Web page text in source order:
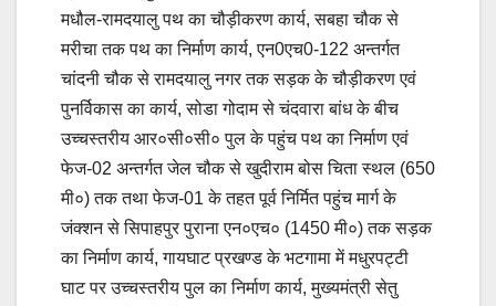
मधौल-रामदयालु पथ का चौड़ीकरण कार्य, सबहा चौक से
मरीचा तक पथ का निर्माण कार्य, एन0एच0-122 अन्तर्गत
चांदनी चौक से रामदयालु नगर तक सड़क के चौड़ीकरण एवं
पुनर्विकास का कार्य, सोडा गोदाम से चंदवारा बांध के बीच
उच्चस्तरीय आर०सी०सी० पुल के पहुंच पथ का निर्माण एवं
फेज-02 अन्तर्गत जेल चौक से खुदीराम बोस चिता स्थल (650
मी०) तक तथा फेज-01 के तहत पूर्व निर्मित पहुंच मार्ग के
जंक्शन से सिपाहपुर पुराना एन०एच० (1450 मी०) तक सड़क
का निर्माण कार्य, गायघाट प्रखण्ड के भटगामा में मधुरपट्टी
घाट पर उच्चस्तरीय पुल का निर्माण कार्य, मुख्यमंत्री सेतु